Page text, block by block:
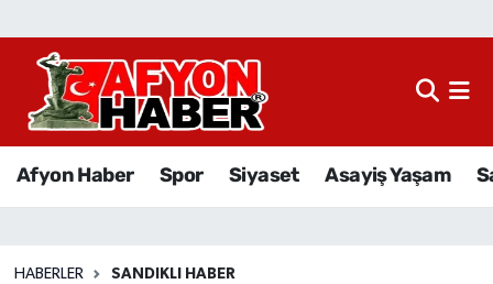
Afyon Haber Spor Siyaset Asayiş Yaşam
HABERLER SANDIKLI HABER
Afyon Haber